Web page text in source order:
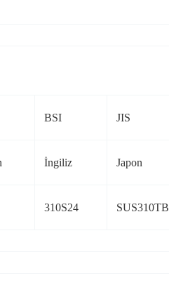
BSI JIS
İngiliz Japon
310S24 SUS310TB